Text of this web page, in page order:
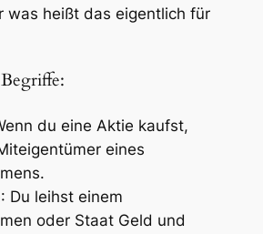
was heißt das eigentlich für
du eine Aktie kaufst,
eines
: Du leihst einem
oder Staat Geld und